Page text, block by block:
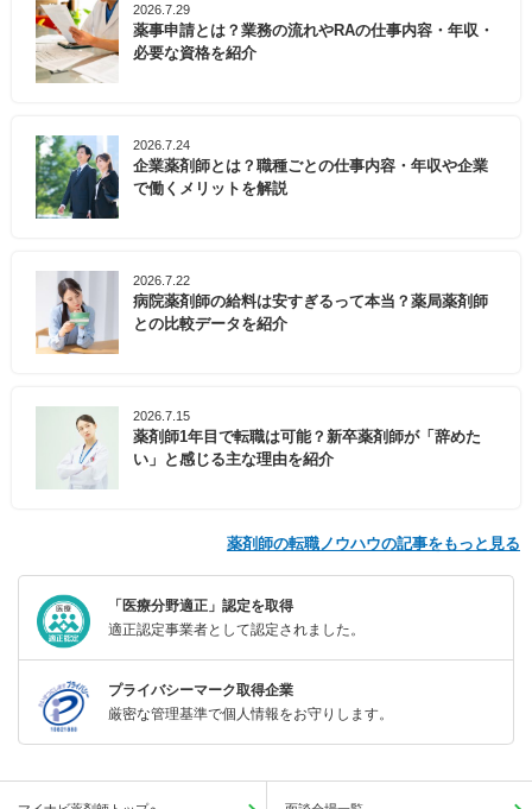
2026.7.29
薬事申請とは？業務の流れやRAの仕事内容・年収・
必要な資格を紹介
2026.7.24
企業薬剤師とは？職種ごとの仕事内容・年収や企業
で働くメリットを解説
2026.7.22
病院薬剤師の給料は安すぎるって本当？薬局薬剤師
との比較データを紹介
2026.7.15
薬剤師1年目で転職は可能？新卒薬剤師が「辞めた
い」と感じる主な理由を紹介
薬剤師の転職ノウハウの記事をもっと見る
「医療分野適正」認定を取得
適正認定事業者として認定されました。
プライバシーマーク取得企業
厳密な管理基準で個人情報をお守りします。